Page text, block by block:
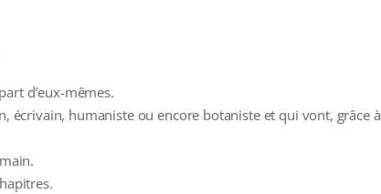
d’eux-mêmes.
écrivain, humaniste ou encore botaniste et qui vont, grâce à